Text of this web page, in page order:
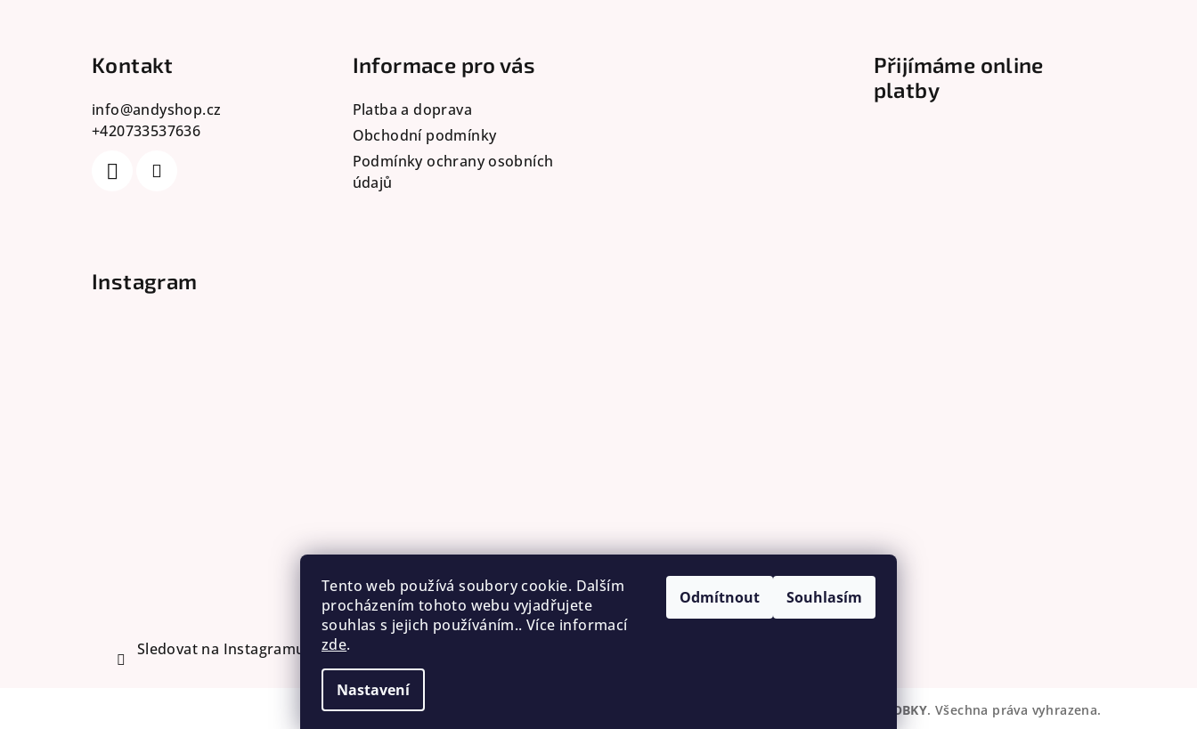
Tento web používá soubory cookie. Dalším
procházením tohoto webu vyjadřujete
souhlas s jejich používáním.. Více informací
zde.
Nastavení
Odmítnout Souhlasím
Kontakt
info@andyshop.cz
+420733537636
Informace pro vás
Platba a doprava
Obchodní podmínky
Podmínky ochrany osobních
údajů
Přijímáme online
platby
Instagram
Sledovat na Instagramu
AŠ - RUČNÍ VÝROBKY. Všechna práva vyhrazena.